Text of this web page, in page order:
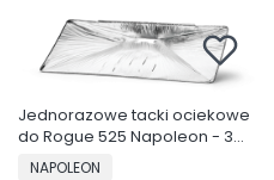
Jednorazowe tacki ociekowe
do Rogue 525 Napoleon - 3
sztuki - 62021
PRODUCENT
NAPOLEON